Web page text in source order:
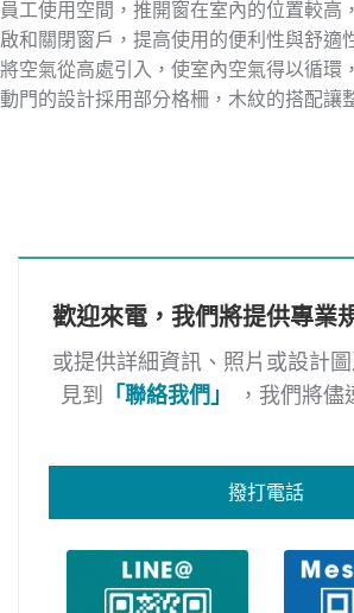
員工使用空間，推開窗在室內的位置較高
啟和關閉窗戶，提高使用的便利性與舒適
將空氣從高處引入，使室內空氣得以循環
動門的設計採用部分格柵，木紋的搭配讓
歡迎來電，我們將提供專業
或提供詳細資訊、照片或設計
見到 「聯絡我們」 ，我們將儘
撥打電話